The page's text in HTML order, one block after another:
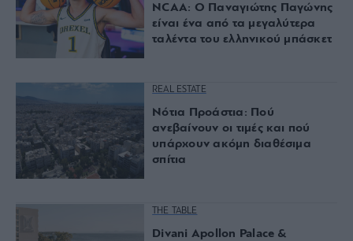
NCAA: Ο Παναγιώτης Παγώνης
είναι ένα από τα μεγαλύτερα
ταλέντα του ελληνικού μπάσκετ
REAL ESTATE
Νότια Προάστια: Πού
ανεβαίνουν οι τιμές και πού
υπάρχουν ακόμη διαθέσιμα
σπίτια
THE TABLE
Divani Apollon Palace &